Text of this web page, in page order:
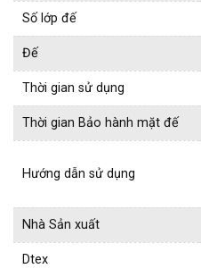
Số lớp đế
Đế
Thời gian sử dụng
Thời gian Bảo hành mặt đế
Hướng dẫn sử dụng
Nhà Sản xuất
Dtex